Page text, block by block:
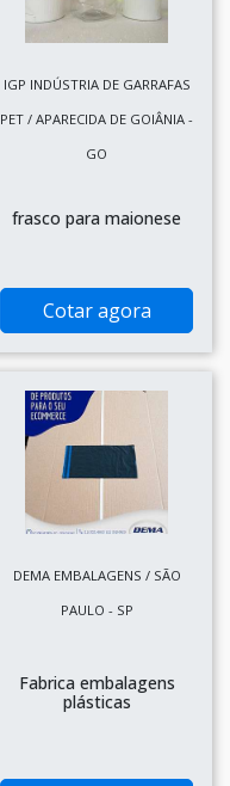
IGP INDÚSTRIA DE GARRAFAS
PET / APARECIDA DE GOIÂNIA -
GO
frasco para maionese
Cotar agora
DEMA EMBALAGENS / SÃO
PAULO - SP
Fabrica embalagens
plásticas